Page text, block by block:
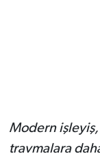
Modern
travmalara